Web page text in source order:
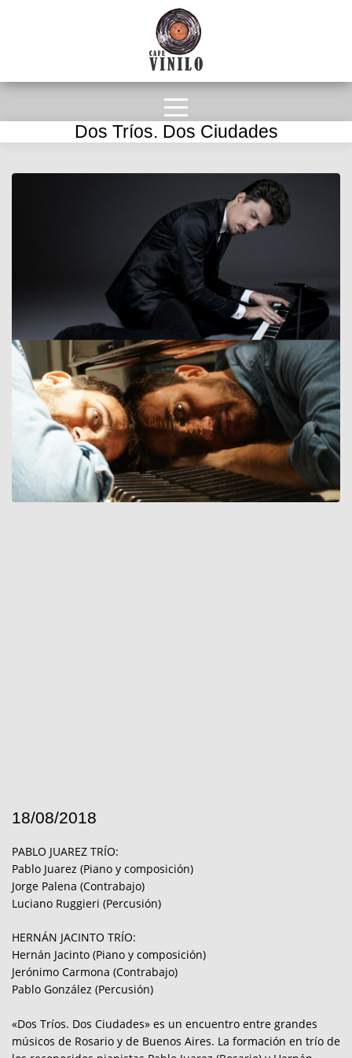
Dos Tríos. Dos Ciudades
18/08/2018
PABLO JUAREZ TRÍO:
Pablo Juarez (Piano y composición)
Jorge Palena (Contrabajo)
Luciano Ruggieri (Percusión)
HERNÁN JACINTO TRÍO:
Hernán Jacinto (Piano y composición)
Jerónimo Carmona (Contrabajo)
Pablo González (Percusión)
«Dos Tríos. Dos Ciudades» es un encuentro entre grandes
músicos de Rosario y de Buenos Aires. La formación en trío de